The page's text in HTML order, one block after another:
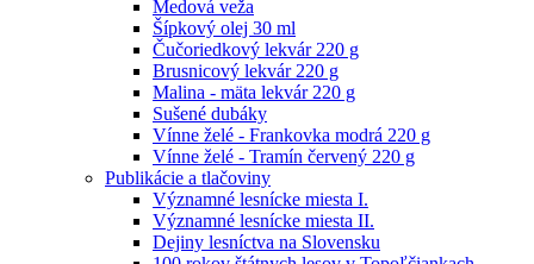
Medová veža
Šípkový olej 30 ml
Čučoriedkový lekvár 220 g
Brusnicový lekvár 220 g
Malina - mäta lekvár 220 g
Sušené dubáky
Vínne želé - Frankovka modrá 220 g
Vínne želé - Tramín červený 220 g
Publikácie a tlačoviny
Významné lesnícke miesta I.
Významné lesnícke miesta II.
Dejiny lesníctva na Slovensku